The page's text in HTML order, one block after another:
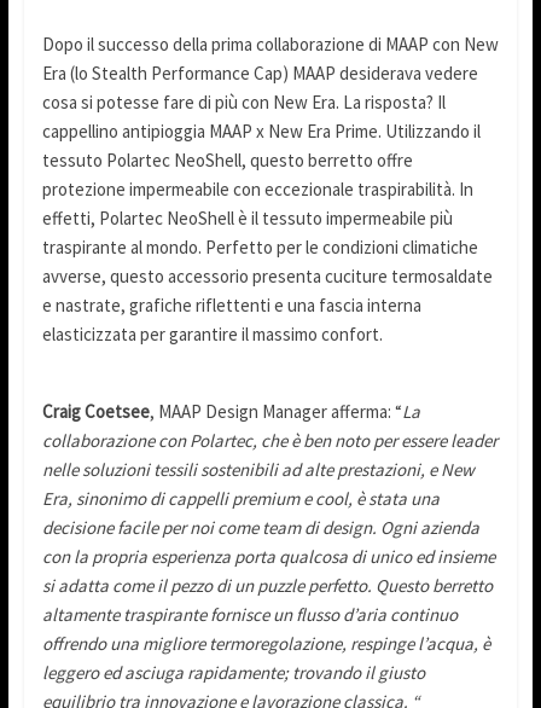
Dopo il successo della prima collaborazione di MAAP con New
Era (lo Stealth Performance Cap) MAAP desiderava vedere
cosa si potesse fare di più con New Era. La risposta? Il
cappellino antipioggia MAAP x New Era Prime. Utilizzando il
tessuto Polartec NeoShell, questo berretto offre
protezione impermeabile con eccezionale traspirabilità. In
effetti, Polartec NeoShell è il tessuto impermeabile più
traspirante al mondo. Perfetto per le condizioni climatiche
avverse, questo accessorio presenta cuciture termosaldate
e nastrate, grafiche riflettenti e una fascia interna
elasticizzata per garantire il massimo confort.
Craig Coetsee, MAAP Design Manager afferma: “La
collaborazione con Polartec, che è ben noto per essere leader
nelle soluzioni tessili sostenibili ad alte prestazioni, e New
Era, sinonimo di cappelli premium e cool, è stata una
decisione facile per noi come team di design. Ogni azienda
con la propria esperienza porta qualcosa di unico ed insieme
si adatta come il pezzo di un puzzle perfetto. Questo berretto
altamente traspirante fornisce un flusso d’aria continuo
offrendo una migliore termoregolazione, respinge l’acqua, è
leggero ed asciuga rapidamente; trovando il giusto
equilibrio tra innovazione e lavorazione classica. “